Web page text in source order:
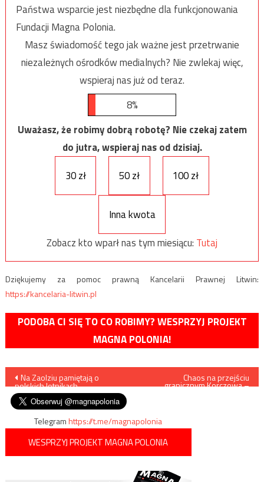
Państwa wsparcie jest niezbędne dla funkcjonowania
Fundacji Magna Polonia.
Masz świadomość tego jak ważne jest przetrwanie
niezależnych ośrodków medialnych? Nie zwlekaj więc,
wspieraj nas już od teraz.
8%
Uważasz, że robimy dobrą robotę? Nie czekaj zatem
do jutra, wspieraj nas od dzisiaj.
30 zł
50 zł 100 zł
Inna kwota
Zobacz kto wparł nas tym miesiącu: Tutaj
Dziękujemy za pomoc prawną Kancelarii Prawnej Litwin:
https://kancelaria-litwin.pl
PODOBA CI SIĘ TO CO ROBIMY? WESPRZYJ PROJEKT
MAGNA POLONIA!
Nawigacja
wpisu
Na Zaolziu pamiętają o
polskich lotnikach
Chaos na przejściu
granicznym Korczowa –
Telegramhttps://t.me/magnapolonia
WESPRZYJ PROJEKT MAGNA POLONIA